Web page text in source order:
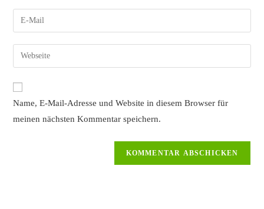
Namen
oder
zum
Kommentieren
ein
Gib
deine
E-
Mail-
Kommentieren
ein
Gib
deine
URL
(optional)
Name, E-Mail-Adresse und Website in diesem Browser für
meinen nächsten Kommentar speichern.